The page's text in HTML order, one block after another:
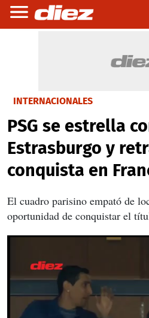
INTERNACIONALES
PSG se estrella
Estrasburgo y
conquista en
El cuadro parisino empató de
oportunidad de conquistar el